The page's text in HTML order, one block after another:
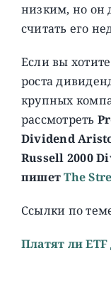
низким, но он
считать его
Если вы
роста
крупных
рассмотреть
Dividend
Russell 2000
пишетThe
Ссылки по
Платят ли